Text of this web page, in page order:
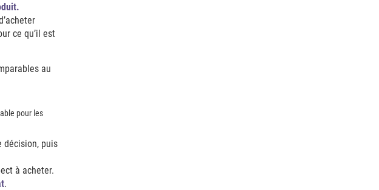
ce qu’il est
au
pour les
décision, puis
à acheter.
.